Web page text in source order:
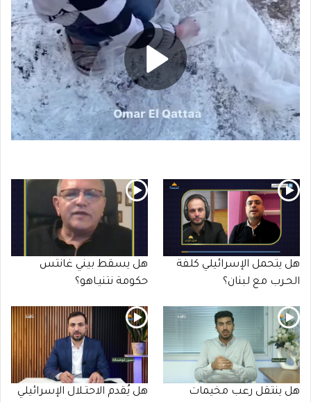
هل يتحمل الإسرائيلي كلفة
الحـرب مع لبنان؟
هل يسقط بيني غانتس
حكومة نتنيـاهو؟
هل ينتقل رعب مخيمات
هل يُقدم الاحتـلال الإسرائيلي